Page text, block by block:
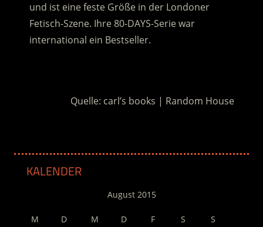
und ist eine feste Größe in der Londoner
Fetisch-Szene. Ihre 80-DAYS-Serie war
international ein Bestseller.
Quelle: carl’s books | Random House
KALENDER
August 2015
M D M D F S
S